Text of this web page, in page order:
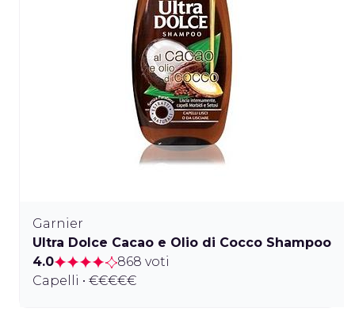
Garnier
Ultra Dolce Cacao e Olio di Cocco Shampoo
4.0
868 voti
Capelli • €€€€€